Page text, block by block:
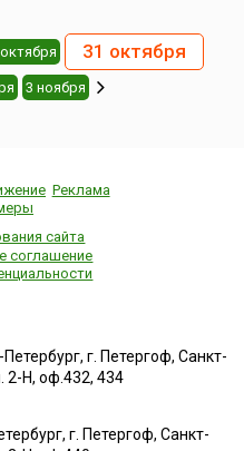
31 октября
3 ноября
Реклама
сайта
соглашение
г. Петергоф, Санкт-
2-Н, оф.432, 434
г. Петергоф, Санкт-